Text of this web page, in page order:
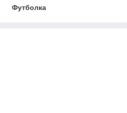
Футболка